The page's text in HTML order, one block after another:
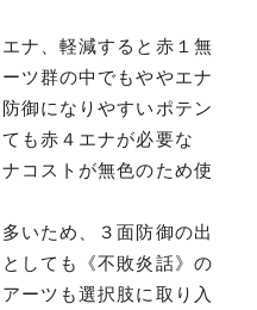
ナ、軽減すると赤１無
ツ群の中でもややエナ
御になりやすいポテン
も赤４エナが必要な
コストが無色のため使
いため、３面防御の出
しても《不敗炎話》の
ーツも選択肢に取り入